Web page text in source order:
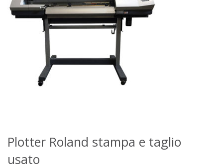
Plotter Roland stampa e taglio
usato